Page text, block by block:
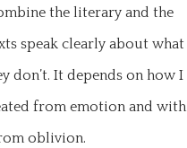
the literary and the
speak clearly about what
don’t. It depends on how I
from emotion and with
oblivion.